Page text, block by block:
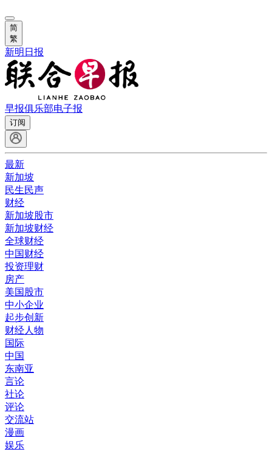
简
繁
新明日报
早报俱乐部电子报
订阅
最新
新加坡
民生民声
财经
新加坡股市
新加坡财经
全球财经
中国财经
投资理财
房产
美国股市
中小企业
起步创新
财经人物
国际
中国
东南亚
言论
社论
评论
交流站
漫画
娱乐